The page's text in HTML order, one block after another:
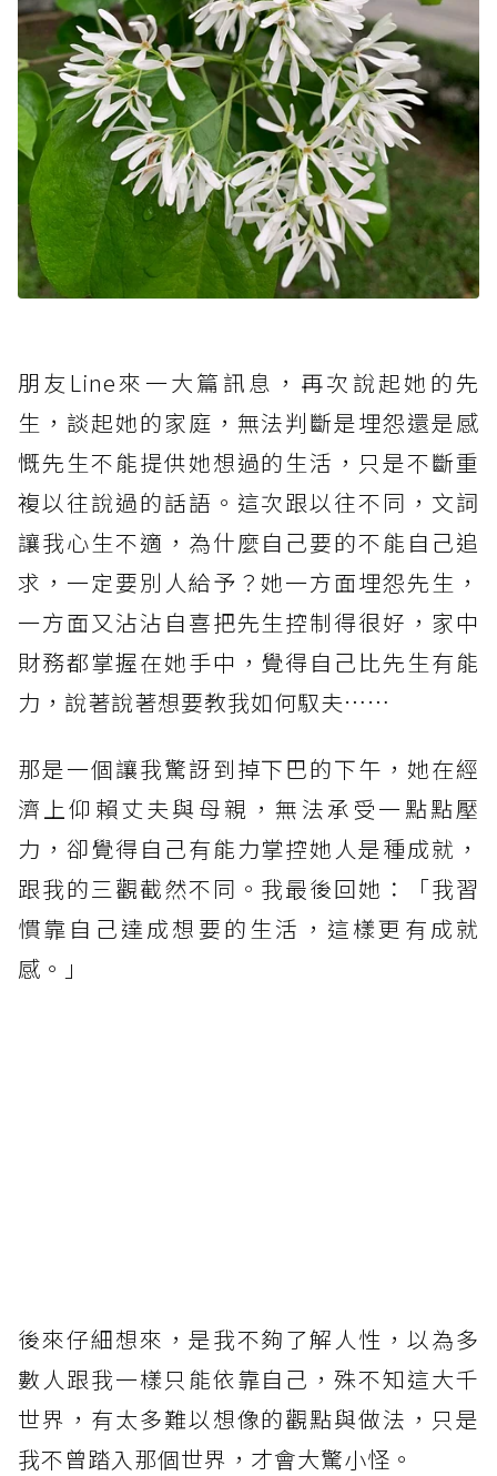
朋友Line來一大篇訊息，再次說起她的先
生，談起她的家庭，無法判斷是埋怨還是感
慨先生不能提供她想過的生活，只是不斷重
複以往說過的話語。這次跟以往不同，文詞
讓我心生不適，為什麼自己要的不能自己追
求，一定要別人給予？她一方面埋怨先生，
一方面又沾沾自喜把先生控制得很好，家中
財務都掌握在她手中，覺得自己比先生有能
力，說著說著想要教我如何馭夫……
那是一個讓我驚訝到掉下巴的下午，她在經
濟上仰賴丈夫與母親，無法承受一點點壓
力，卻覺得自己有能力掌控她人是種成就，
跟我的三觀截然不同。我最後回她：「我習
慣靠自己達成想要的生活，這樣更有成就
感。」
後來仔細想來，是我不夠了解人性，以為多
數人跟我一樣只能依靠自己，殊不知這大千
世界，有太多難以想像的觀點與做法，只是
我不曾踏入那個世界，才會大驚小怪。